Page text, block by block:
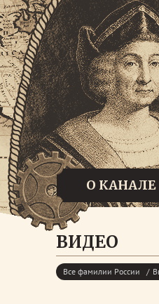
О КАНАЛЕ
ВИДЕО
Все фамилии России